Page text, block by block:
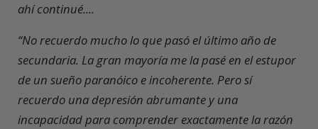
ahí continué....
“No recuerdo mucho lo que pasó el último año de
secundaria. La gran mayoría me la pasé en el estupor
de un sueño paranóico e incoherente. Pero sí
recuerdo una depresión abrumante y una
incapacidad para comprender exactamente la razón